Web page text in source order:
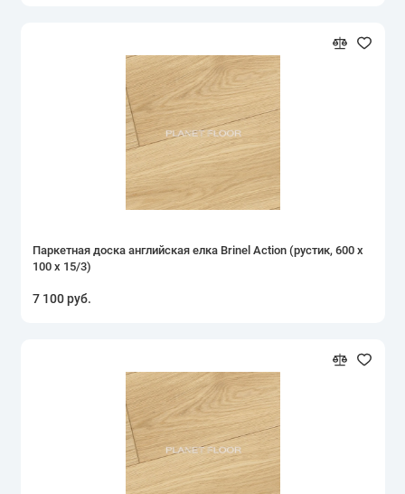
Паркетная доска английская елка Brinel Action (рустик, 600 х
100 х 15/3)
7 100 руб.